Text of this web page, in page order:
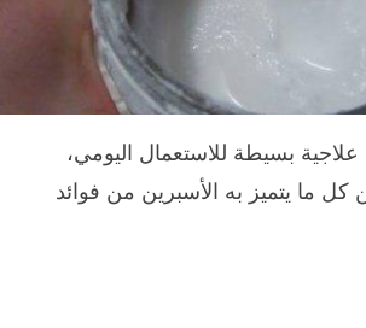
بسيطة للاستعمال اليومي،
كل ما يتميز به الأسبرين من فوائد